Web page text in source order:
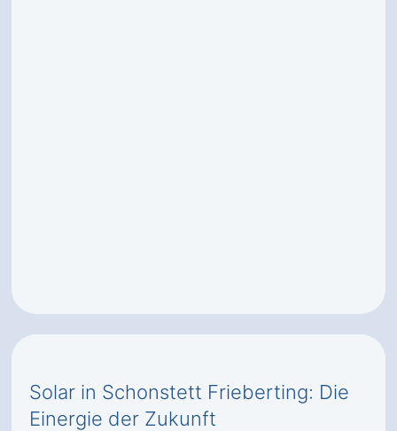
Solar in Schonstett Frieberting: Die
Einergie der Zukunft